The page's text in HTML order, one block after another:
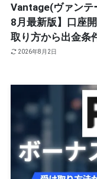
Vantage(ヴァンテ
8月最新版】口座
取り方から出金条
2026年8月2日